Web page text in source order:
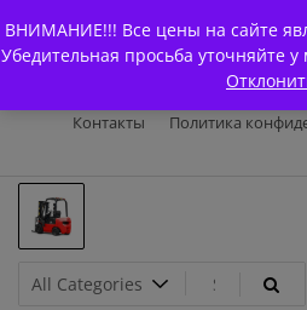
ВНИМАНИЕ!!! Все цены на сайте
Убедительная просьба уточняйте
to
content
Главная
Магазин
Доставка и
Контакты
Политика
Запчасти для